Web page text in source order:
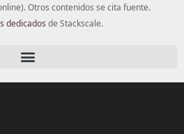
Otros contenidos se cita fuente.
dedicados de Stackscale.